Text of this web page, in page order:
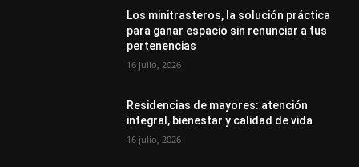
Los minitrasteros, la solución práctica
para ganar espacio sin renunciar a tus
pertenencias
16 julio, 2026
Residencias de mayores: atención
integral, bienestar y calidad de vida
16 julio, 2026